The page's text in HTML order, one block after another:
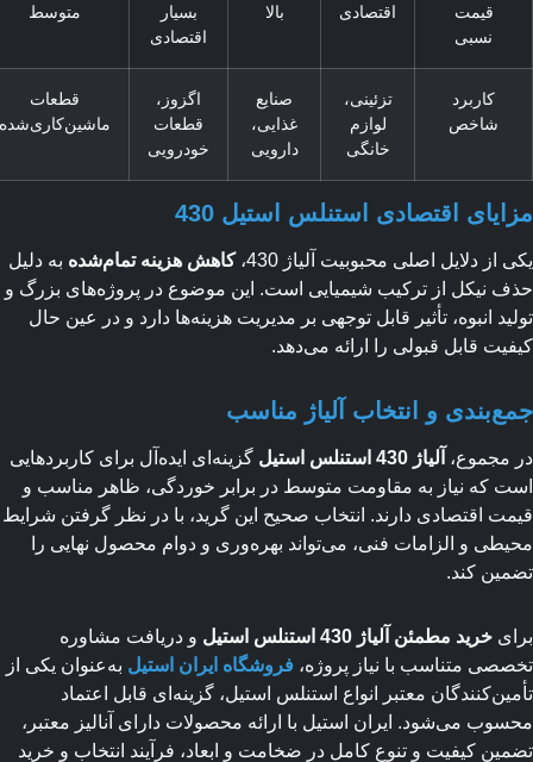
قیمت
نسبی
اقتصادی
بسیار
اقتصادی
متوسط
کاربرد
شاخص
تزئینی،
لوازم
خانگی
صنایع
غذایی،
دارویی
اگزوز،
قطعات
خودرویی
قطعات
ماشین‌کاری‌شده
اقتصادی استنلس استیل 430
از دلایل اصلی محبوبیت آلیاژ 430، کاهش هزینه تمام‌شدهبه دلیل
نیکل از ترکیب شیمیایی است. این موضوع در پروژه‌های بزرگ و
انبوه، تأثیر قابل توجهی بر مدیریت هزینه‌ها دارد و در عین حال
قابل قبولی را ارائه می‌دهد.
و انتخاب آلیاژ مناسب
مجموع،آلیاژ 430 استنلس استیل
گزینه‌ای ایده‌آل برای کاربردهایی
که نیاز به مقاومت متوسط در برابر خوردگی، ظاهر مناسب و
اقتصادی دارند. انتخاب صحیح این گرید، با در نظر گرفتن شرایط
و الزامات فنی، می‌تواند بهره‌وری و دوام محصول نهایی را
کند.
خرید مطمئن آلیاژ 430 استنلس استیل
و دریافت مشاوره
متناسب با نیاز پروژه، فروشگاه ایران استیلبه‌عنوان یکی از
معتبر انواع استنلس استیل، گزینه‌ای قابل اعتماد
می‌شود. ایران استیل با ارائه محصولات دارای آنالیز معتبر،
کیفیت و تنوع کامل در ضخامت و ابعاد، فرآیند انتخاب و خرید